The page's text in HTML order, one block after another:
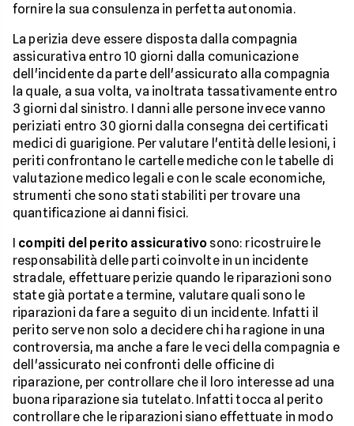
fornire la sua consulenza in perfetta autonomia.
La perizia deve essere disposta dalla compagnia
assicurativa entro 10 giorni dalla comunicazione
dell'incidente da parte dell'assicurato alla compagnia
la quale, a sua volta, va inoltrata tassativamente entro
3 giorni dal sinistro. I danni alle persone invece vanno
periziati entro 30 giorni dalla consegna dei certificati
medici di guarigione. Per valutare l'entità delle lesioni, i
periti confrontano le cartelle mediche con le tabelle di
valutazione medico legali e con le scale economiche,
strumenti che sono stati stabiliti per trovare una
quantificazione ai danni fisici.
I compiti del perito assicurativo sono: ricostruire le
responsabilità delle parti coinvolte in un incidente
stradale, effettuare perizie quando le riparazioni sono
state già portate a termine, valutare quali sono le
riparazioni da fare a seguito di un incidente. Infatti il
perito serve non solo a decidere chi ha ragione in una
controversia, ma anche a fare le veci della compagnia e
dell'assicurato nei confronti delle officine di
riparazione, per controllare che il loro interesse ad una
buona riparazione sia tutelato. Infatti tocca al perito
controllare che le riparazioni siano effettuate in modo